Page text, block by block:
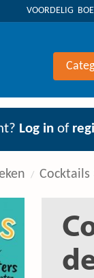
VOORDELIG
Log in of